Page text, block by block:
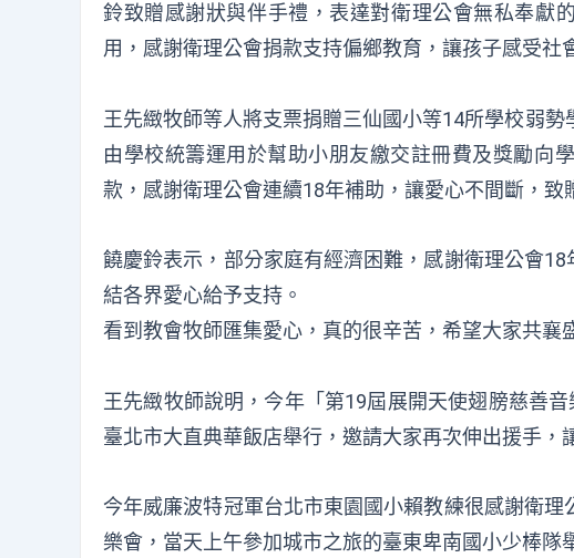
鈴致贈感謝狀與伴手禮，表達對衛理公會無私奉獻
用，感謝衛理公會捐款支持偏鄉教育，讓孩子感受社
王先緻牧師等人將支票捐贈三仙國小等14所學校弱勢
由學校統籌運用於幫助小朋友繳交註冊費及獎勵向
款，感謝衛理公會連續18年補助，讓愛心不間斷，致
饒慶鈴表示，部分家庭有經濟困難，感謝衛理公會
結各界愛心給予支持。
看到教會牧師匯集愛心，真的很辛苦，希望大家共襄
王先緻牧師說明，今年「第19屆展開天使翅膀慈善
臺北市大直典華飯店舉行，邀請大家再次伸出援手，
今年威廉波特冠軍台北市東園國小賴教練很感謝衛
樂會，當天上午參加城市之旅的臺東卑南國小少棒隊